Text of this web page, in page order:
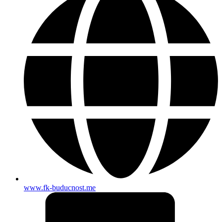
www.fk-buducnost.me